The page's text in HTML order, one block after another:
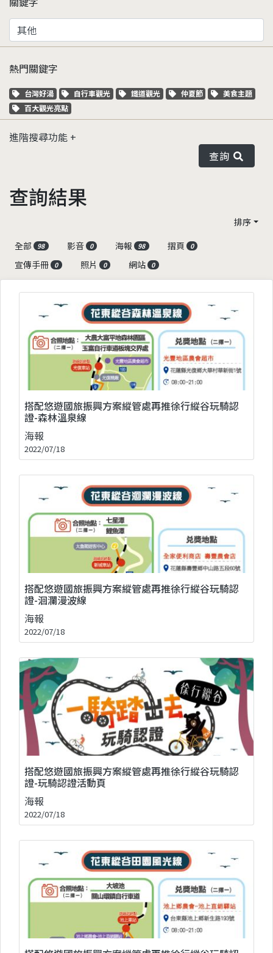
熱門關鍵字
關鍵字標籤
台灣好湯 關鍵字標籤
自行車觀光 關鍵字標籤
鐵道觀光 關鍵字標籤
仲夏節 關鍵字標籤
美食主題
關鍵字標籤
百大觀光亮點
進階搜尋功能
查詢
查詢結果
排序
全部
98 影音 0 海報 98 摺頁 0
宣傳手冊 0 照片 0 網站 0
搭配悠遊國旅振興方案縱管處再推徐行縱谷玩騎認
證-森林溫泉線
海報
2022/07/18
搭配悠遊國旅振興方案縱管處再推徐行縱谷玩騎認
證-洄瀾漫波線
海報
2022/07/18
搭配悠遊國旅振興方案縱管處再推徐行縱谷玩騎認
證-玩騎認證活動頁
海報
2022/07/18